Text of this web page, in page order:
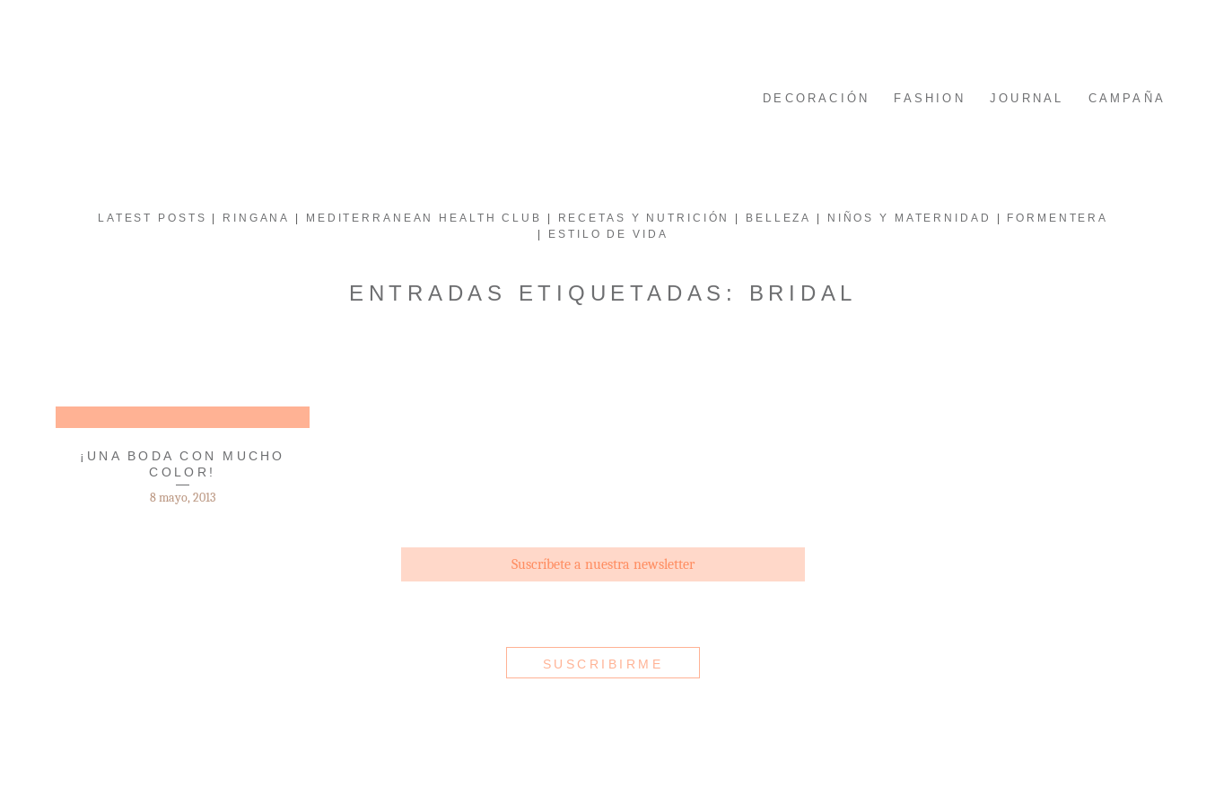
DECORACIÓN FASHION JOURNAL CAMPAÑA
LATEST POSTS RINGANA MEDITERRANEAN HEALTH CLUB RECETAS Y NUTRICIÓN BELLEZA NIÑOS Y MATERNIDAD
FORMENTERA
ESTILO DE VIDA
ENTRADAS ETIQUETADAS: BRIDAL
¡UNA BODA CON MUCHO
COLOR!
8 mayo, 2013